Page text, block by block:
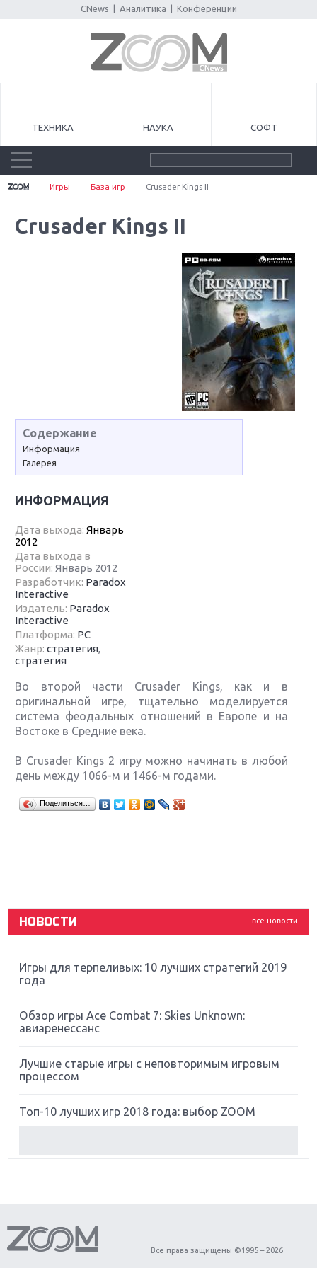
CNews Аналитика Конференции
ТЕХНИКА НАУКА СОФТ
Игры База игр Crusader Kings II
Crusader Kings II
Содержание
Информация
Галерея
ИНФОРМАЦИЯ
Дата выхода:Январь
2012
Дата выхода в
России:Январь 2012
Разработчик: Paradox
Interactive
Издатель: Paradox
Interactive
Платформа: PC
Жанр:стратегия,
стратегия
Во второй части Crusader Kings, как и в
оригинальной игре, тщательно моделируется
система феодальных отношений в Европе и на
Востоке в Средние века.
В Crusader Kings 2 игру можно начинать в любой
день между 1066-м и 1466-м годами.
Поделиться…
все новости
НОВОСТИ
Крупнейшие релизы мая: Nintendo, Microsoft и
Sony
Far Cry 5: хвалить нельзя ругать
Игры для терпеливых: 10 лучших стратегий 2019
года
Обзор игры Ace Combat 7: Skies Unknown:
авиаренессанс
Лучшие старые игры с неповторимым игровым
процессом
Топ-10 лучших игр 2018 года: выбор ZOOM
Обзор игры Forza Horizon 4: вершина эволюции
Все права защищены ©1995 – 2026